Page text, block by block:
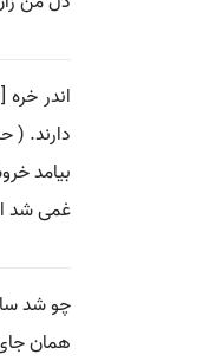
اندر
دارند. (
بیامد
غمی شد
چو شد
همان